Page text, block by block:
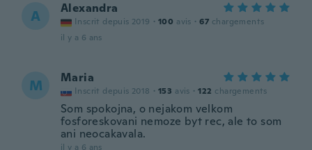
A Alexandra
Inscrit depuis 2019 · 100 avis · 67 chargements
il y a 6 ans
M Maria
Inscrit depuis 2018 · 153 avis · 122 chargements
Som spokojna, o nejakom velkom
fosforeskovani nemoze byt rec, ale to som
ani neocakavala.
il y a 6 ans